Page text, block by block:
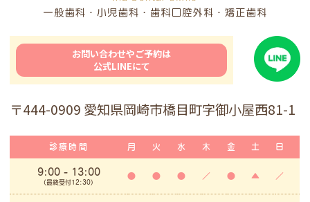
お問い合わせやご予約は
公式LINEにて
〒444-0909 愛知県岡崎市橋目町字御小屋西81-1
診療時間 月 火 水 木 金 土 日
9:00- 13:00
(最終受付12:30)
● ● ● ／ ● ▲ ／